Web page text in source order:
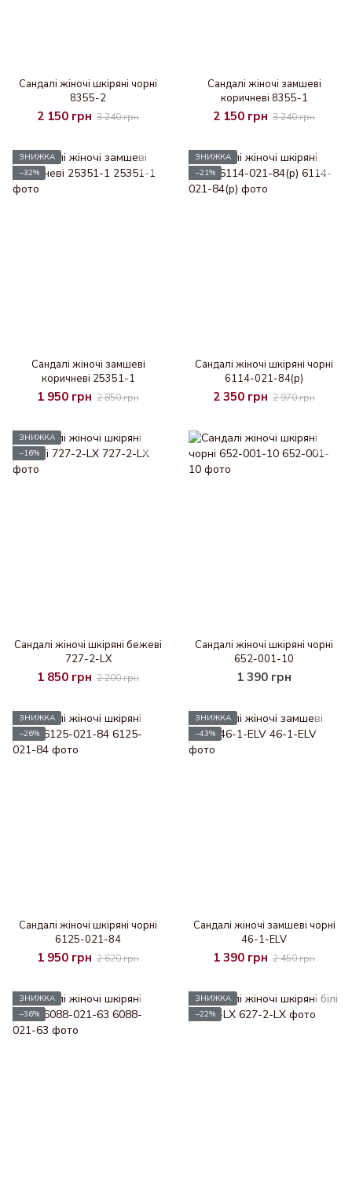
Сандалі жіночі шкіряні чорні
8355-2
2 150 грн 3 240 грн
Сандалі жіночі замшеві
коричневі 8355-1
2 150 грн 3 240 грн
ЗНИЖКА
−32%
Сандалі жіночі замшеві
коричневі 25351-1
1 950 грн 2 850 грн
ЗНИЖКА
−21%
Сандалі жіночі шкіряні чорні
6114-021-84(р)
2 350 грн 2 970 грн
ЗНИЖКА
−16%
Сандалі жіночі шкіряні бежеві
727-2-LX
1 850 грн 2 200 грн
Сандалі жіночі шкіряні чорні
652-001-10
1 390 грн
ЗНИЖКА
−26%
Сандалі жіночі шкіряні чорні
6125-021-84
1 950 грн 2 620 грн
ЗНИЖКА
−43%
Сандалі жіночі замшеві чорні
46-1-ELV
1 390 грн 2 450 грн
ЗНИЖКА
−36%
ЗНИЖКА
−22%